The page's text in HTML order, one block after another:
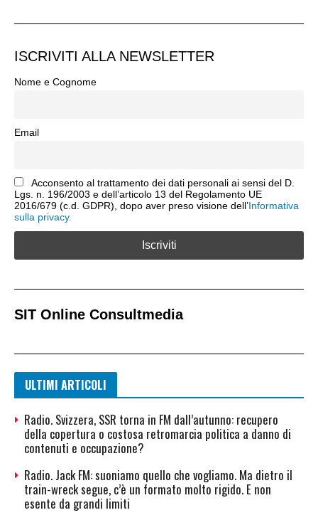
ISCRIVITI ALLA NEWSLETTER
Nome e Cognome
Email
Acconsento al trattamento dei dati personali ai sensi del D.
Lgs. n. 196/2003 e dell’articolo 13 del Regolamento UE
2016/679 (c.d. GDPR), dopo aver preso visione dell’Informativa
sulla privacy.
SIT Online Consultmedia​
ULTIMI ARTICOLI
Radio. Svizzera, SSR torna in FM dall’autunno: recupero
della copertura o costosa retromarcia politica a danno di
contenuti e occupazione?
Radio. Jack FM: suoniamo quello che vogliamo. Ma dietro il
train-wreck segue, c’è un formato molto rigido. E non
esente da grandi limiti